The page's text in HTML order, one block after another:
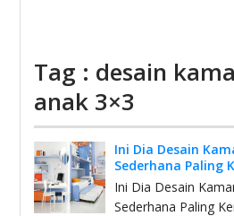
Tag : desain
anak 3×3
Ini Dia Desain
Sederhana Paling
Ini Dia Desain
Sederhana Paling